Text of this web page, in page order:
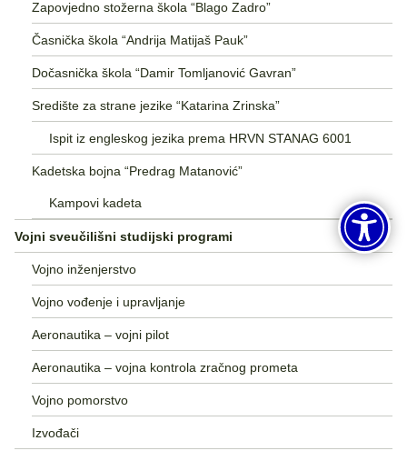
Zapovjedno stožerna škola “Blago Zadro”
Časnička škola “Andrija Matijaš Pauk”
Dočasnička škola “Damir Tomljanović Gavran”
Središte za strane jezike “Katarina Zrinska”
Ispit iz engleskog jezika prema HRVN STANAG 6001
Kadetska bojna “Predrag Matanović”
Kampovi kadeta
Vojni sveučilišni studijski programi
Vojno inženjerstvo
Vojno vođenje i upravljanje
Aeronautika – vojni pilot
Aeronautika – vojna kontrola zračnog prometa
Vojno pomorstvo
Izvođači